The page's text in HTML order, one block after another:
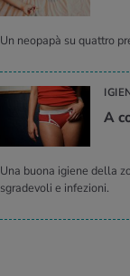
Un neopapà su quattro
A
Una buona igiene della
sgradevoli e infezioni.